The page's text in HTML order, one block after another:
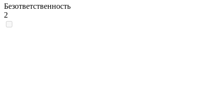
Безответственность
2